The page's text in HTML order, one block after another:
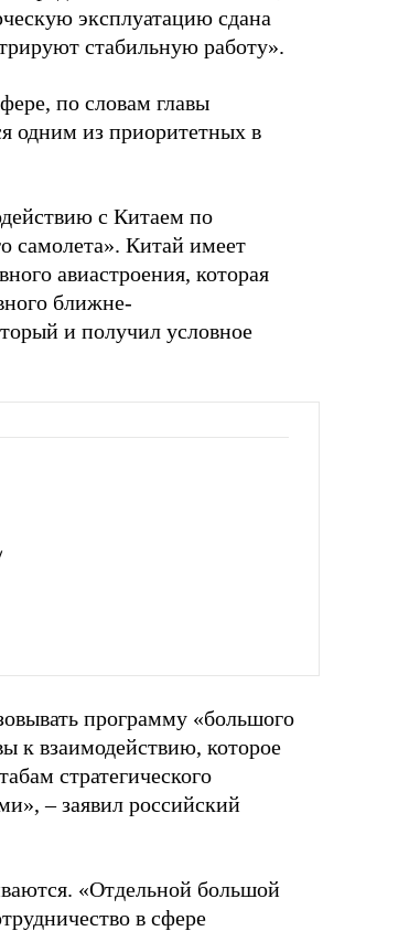
эксплуатацию сдана
стабильную работу».
по словам главы
одним из приоритетных в
с Китаем по
самолета». Китай имеет
авиастроения, которая
ближне-
и получил условное
программу «большого
к взаимодействию, которое
стратегического
– заявил российский
«Отдельной большой
в сфере